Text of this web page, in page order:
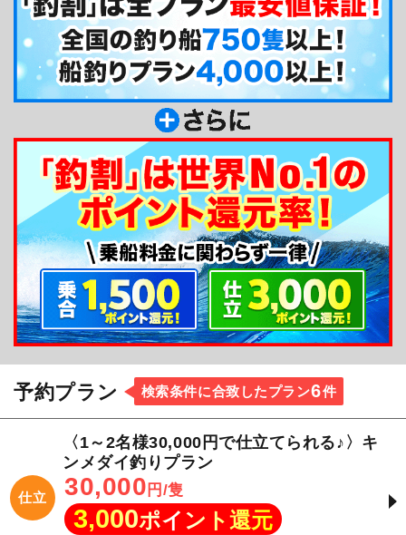
釣り方がわからなくても船長が優しくレクチャーを
してくれますので安心です♪
釣り船からのメッセージ
みなさんはじめまして、山本丸船長の山本です。
普段はキンメダイの一本釣り漁師をしています。自
然が大変美しい真鶴は釣れる魚種も豊富で休日のレ
ジャーにはもってこいの環境です。少人数からチャ
ーターできるので、プライベートボート感覚で楽し
んでいただけます！ぜひお気軽にお越しくださ
い！
予約プラン 検索条件に合致したプラン6件
仕立
〈1～2名様30,000円で仕立てられる♪〉キ
ンメダイ釣りプラン
30,000 円/隻
3,000ポイント還元